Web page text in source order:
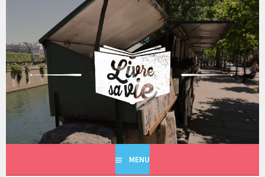
principal
LIVRE SA VIE
MENU